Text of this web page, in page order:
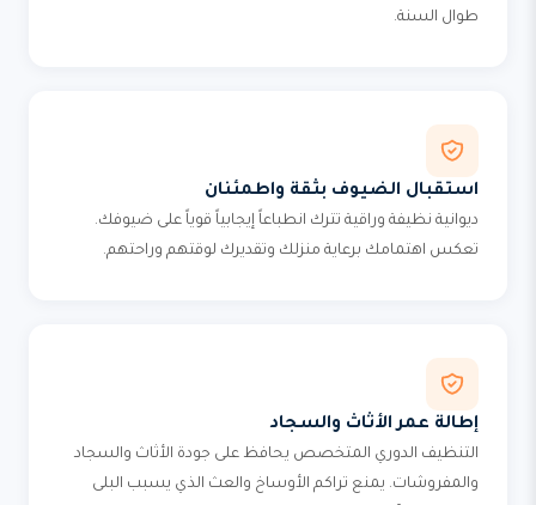
طوال السنة.
استقبال الضيوف بثقة واطمئنان
ديوانية نظيفة وراقية تترك انطباعاً إيجابياً قوياً على ضيوفك.
تعكس اهتمامك برعاية منزلك وتقديرك لوقتهم وراحتهم.
إطالة عمر الأثاث والسجاد
التنظيف الدوري المتخصص يحافظ على جودة الأثاث والسجاد
والمفروشات. يمنع تراكم الأوساخ والعث الذي يسبب البلى